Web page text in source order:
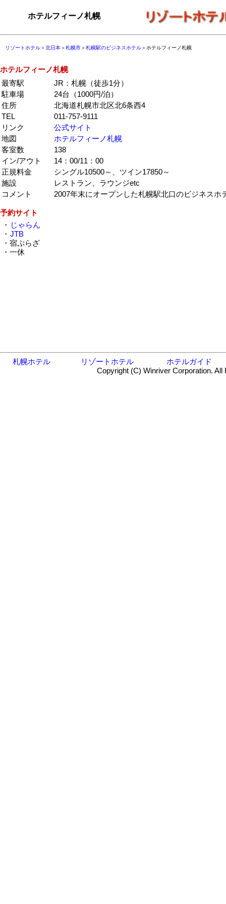
ホテルフィーノ札幌
リゾートホテル＞北日本＞札幌市＞札幌駅のビジネスホテル＞ホテルフィーノ札幌
ホテルフィーノ札幌
最寄駅
JR：札幌（徒歩1分）
駐車場
24台（1000円/泊）
住所
北海道札幌市北区北6条西4
TEL
011-757-9111
リンク
公式サイト
地図
ホテルフィーノ札幌
客室数
138
イン/アウト
14：00/11：00
正規料金
シングル10500～、ツイン17850～
施設
レストラン、ラウンジetc
コメント
2007年末にオープンした札幌駅北口のビジネスホ
予約サイト
・ じゃらん
・ JTB
・宿ぷらざ
・一休
札幌ホテル リゾートホテル
ホテルガイド
Copyright (C) Winriver Corporation. All